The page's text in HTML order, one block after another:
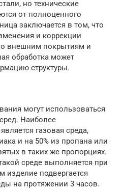
но технические
от полноценного
заключается в том, что
и коррекции
внешним покрытиям и
обработка может
структуры.
могут использоваться
Наиболее
газовая среда,
и на 50% из пропана или
в таких же пропорциях.
среде выполняется при
изделие подвергается
на протяжении 3 часов.